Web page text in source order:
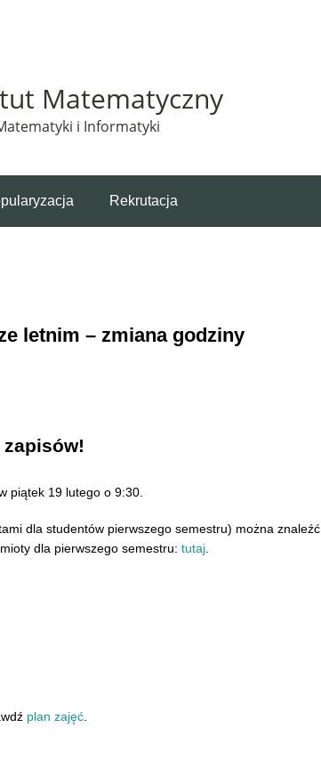
Matematyczny
i Informatyki
Rekrutacja
letnim – zmiana godziny
piątek 19 lutego o 9:30.
dla studentów pierwszego semestru) można znaleźć
dla pierwszego semestru: tutaj
plan zajęć